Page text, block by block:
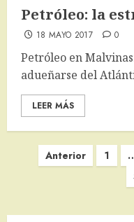
Petróleo: la
18 MAYO 2017 0
Petróleo en
adueñarse del
LEER MÁS
Paginación
Anterior 1